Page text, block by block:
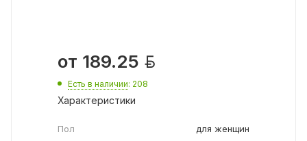
от 189.25 
Есть в наличии: 208
Характеристики
Пол
для женщин